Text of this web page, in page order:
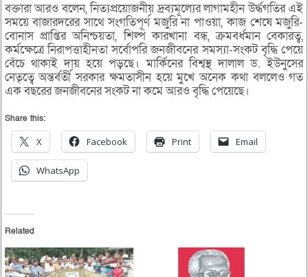
বক্তারা আরও বলেন, নিত্যপ্রয়োজনীয় দ্রব্যমূল্যের লাগামহীন উর্দ্ধগতির এই
সময়ে বাজারদরের সাথে সংগতিপূর্ণ মজুরি না পাওয়া, কাজ শেষে মজুরি-
বোনাস প্রাপ্তির অনিশ্চয়তা, শিল্প কারখানা বন্ধ, ক্রমবর্ধমান বেকারত্ব,
কর্মক্ষেত্রে নিরাপত্তাহীনতা সর্বোপরি জনজীবনের সমস্যা-সংকট বৃদ্ধি পেয়ে
বেঁচে থাকাই দায় হয়ে পড়ছে। মার্কিনের বিশ্বস্থ দালাল ড. ইউনুসের
নেতৃত্বে অন্তর্বর্তী সরকার ক্ষমতাসীন হয়ে মুখে অনেক কথা বললেও গত
এক বছরের জনজীবনের সংকট না কমে আরও বৃদ্ধি পেয়েছে।
Share this:
X Facebook Print Email
WhatsApp
Related